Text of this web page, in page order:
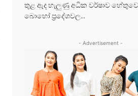
තුළ ඇද හැලුණු අධික වර්ෂාව
බොහෝ ප්‍රදේශවල...
- Advertisement -